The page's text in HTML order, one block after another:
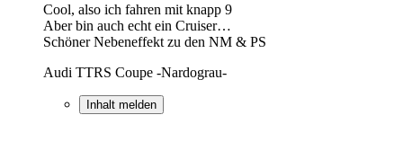
Cool, also ich fahren mit knapp 9
Aber bin auch echt ein Cruiser…
Schöner Nebeneffekt zu den NM & PS
Audi TTRS Coupe -Nardograu-
Inhalt melden